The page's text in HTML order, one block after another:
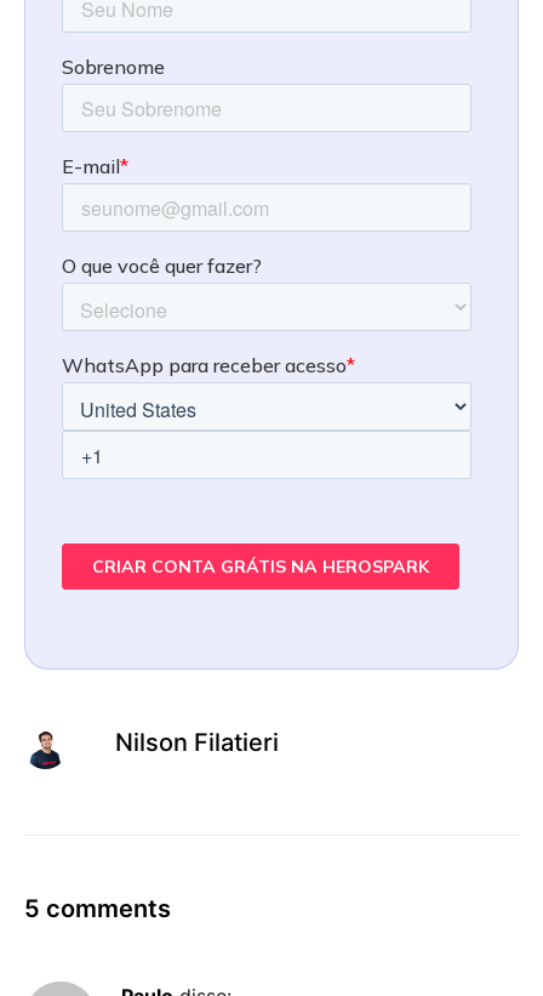
Nilson Filatieri
5 comments